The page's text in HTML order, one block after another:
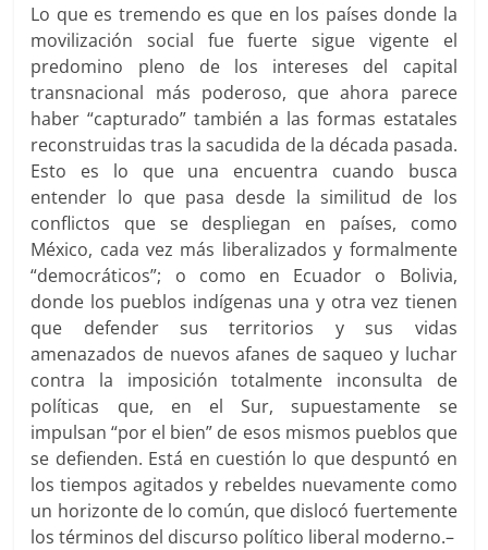
Lo que es tremendo es que en los países donde la
movilización social fue fuerte sigue vigente el
predomino pleno de los intereses del capital
transnacional más poderoso, que ahora parece
haber “capturado” también a las formas estatales
reconstruidas tras la sacudida de la década pasada.
Esto es lo que una encuentra cuando busca
entender lo que pasa desde la similitud de los
conflictos que se despliegan en países, como
México, cada vez más liberalizados y formalmente
“democráticos”; o como en Ecuador o Bolivia,
donde los pueblos indígenas una y otra vez tienen
que defender sus territorios y sus vidas
amenazados de nuevos afanes de saqueo y luchar
contra la imposición totalmente inconsulta de
políticas que, en el Sur, supuestamente se
impulsan “por el bien” de esos mismos pueblos que
se defienden. Está en cuestión lo que despuntó en
los tiempos agitados y rebeldes nuevamente como
un horizonte de lo común, que dislocó fuertemente
los términos del discurso político liberal moderno.–